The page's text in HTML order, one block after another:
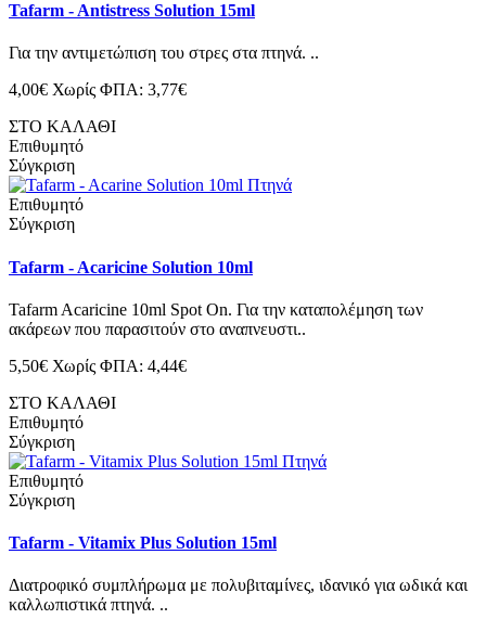
Tafarm - Antistress Solution 15ml
Για την αντιμετώπιση του στρες στα πτηνά. ..
4,00€ Χωρίς ΦΠΑ: 3,77€
ΣΤΟ ΚΑΛΑΘΙ
Επιθυμητό
Σύγκριση
Επιθυμητό
Σύγκριση
Tafarm - Acaricine Solution 10ml
Tafarm Acaricine 10ml Spot On. Για την καταπολέμηση των
ακάρεων που παρασιτούν στο αναπνευστι..
5,50€ Χωρίς ΦΠΑ: 4,44€
ΣΤΟ ΚΑΛΑΘΙ
Επιθυμητό
Σύγκριση
Επιθυμητό
Σύγκριση
Tafarm - Vitamix Plus Solution 15ml
Διατροφικό συμπλήρωμα με πολυβιταμίνες, ιδανικό για ωδικά και
καλλωπιστικά πτηνά. ..